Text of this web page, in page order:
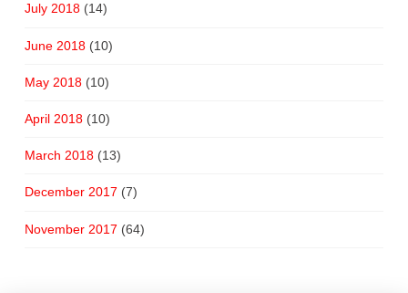
July 2018(14)
June 2018(10)
May 2018(10)
April 2018(10)
March 2018(13)
December 2017 (7)
November 2017 (64)